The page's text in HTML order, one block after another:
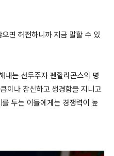
면 허전하니까 지금 말할 수 있
내는 선두주자 펜할리곤스의 명
나 참신하고 생경함을 지니고
두는 이들에게는 경쟁력이 높